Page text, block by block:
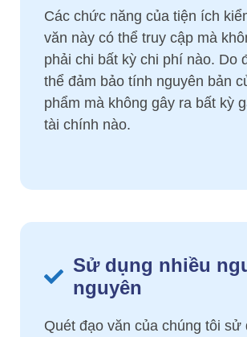
Các chức năng của tiện ích
văn này có thể truy cập mà
phải chi bất kỳ chi phí nào. Do
thể đảm bảo tính nguyên bản
phẩm mà không gây ra bất kỳ
tài chính nào.
Sử dụng nhiều
nguyên
Quét đạo văn của chúng tôi sử